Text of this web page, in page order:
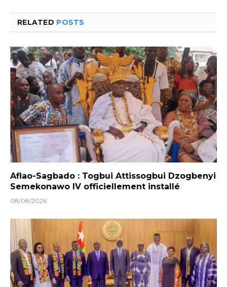
RELATED POSTS
Aflao-Sagbado : Togbui Attissogbui Dzogbenyi
Semekonawo IV officiellement installé
08/08/2026